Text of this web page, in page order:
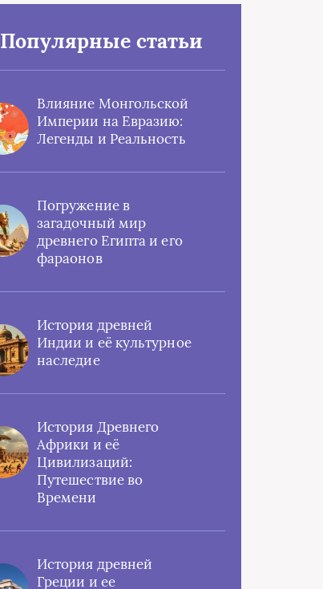
Популярные статьи
Влияние Монгольской
Империи на Евразию:
Легенды и Реальность
Погружение в
загадочный мир
древнего Египта и его
фараонов
История древней
Индии и её культурное
наследие
История Древнего
Африки и её
Цивилизаций:
Путешествие во
Времени
История древней
Греции и ее